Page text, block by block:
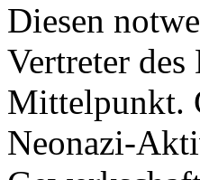
Diesen
Vertreter
Mittelpunkt.
Neonazi-